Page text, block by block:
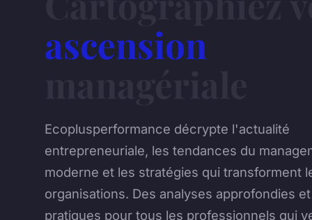
ascension
Ecoplusperformance décrypte l'actualité
entrepreneuriale, les tendances du
moderne et les stratégies qui transforment
organisations. Des analyses approfondies
pratiques pour tous les professionnels qui